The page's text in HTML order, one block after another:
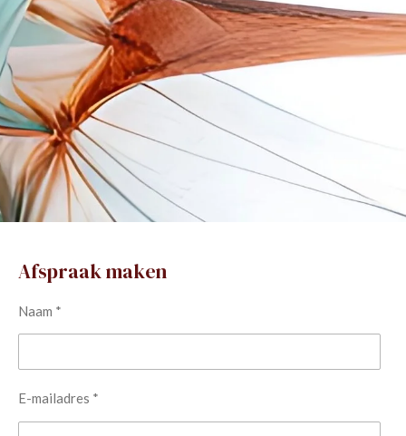
Afspraak maken
Naam *
E-mailadres *